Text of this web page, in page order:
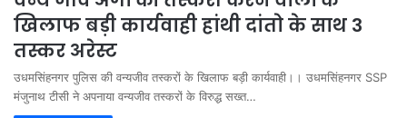
खिलाफ बड़ी कार्यवाही हांथी दांतो के साथ 3
तस्कर अरेस्ट
उधमसिंहनगर पुलिस की वन्यजीव तस्करों के खिलाफ बड़ी कार्यवाही।। उधमसिंहनगर SSP
मंजुनाथ टीसी ने अपनाया वन्यजीव तस्करों के विरुद्ध सख्त…